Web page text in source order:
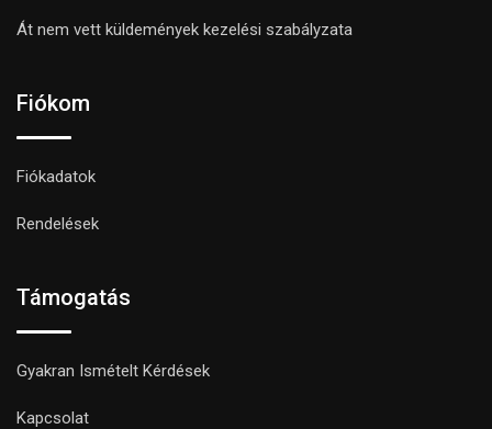
Át nem vett küldemények kezelési szabályzata
Fiókom
Fiókadatok
Rendelések
Támogatás
Gyakran Ismételt Kérdések
Kapcsolat